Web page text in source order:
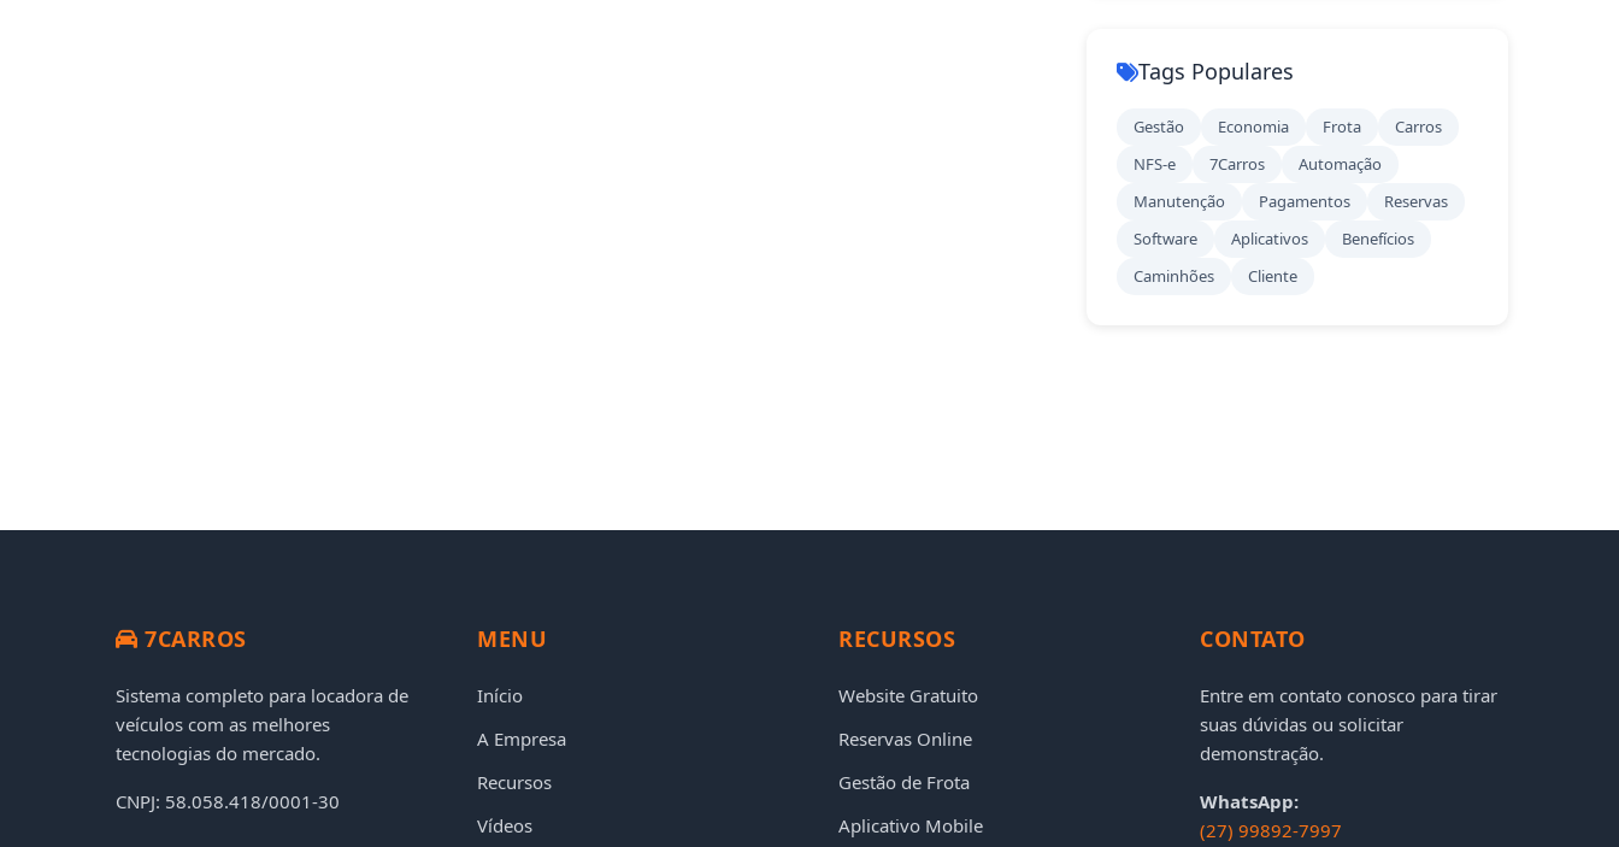
Tags Populares
Gestão Economia Frota
Carros
NFS-e
7Carros
Automação
Manutenção
Pagamentos
Reservas
Software
Aplicativos
Benefícios
Caminhões
Cliente
7CARROS
Sistema completo para locadora de
veículos com as melhores
tecnologias do mercado.
CNPJ: 58.058.418/0001-30
MENU
Início
A Empresa
Recursos
Vídeos
RECURSOS
Website Gratuito
Reservas Online
Gestão de Frota
Aplicativo Mobile
CONTATO
Entre em contato conosco para tirar
suas dúvidas ou solicitar
demonstração.
WhatsApp:
(27) 99892-7997